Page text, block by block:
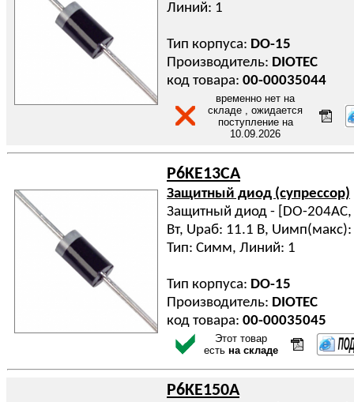
Линий: 1
Тип корпуса: DO-15
Производитель: DIOTEC
код товара: 00-00035044
временно нет на
складе , ожидается
поступление на
10.09.2026
P6KE13CA
Защитный диод (супрессор)
Защитный диод - [DO-
Вт, Uраб: 11.1 В,
Тип: Симм, Линий: 1
Тип корпуса: DO-15
Производитель: DIOTEC
код товара: 00-00035045
Этот товар
есть на складе
P6KE150A